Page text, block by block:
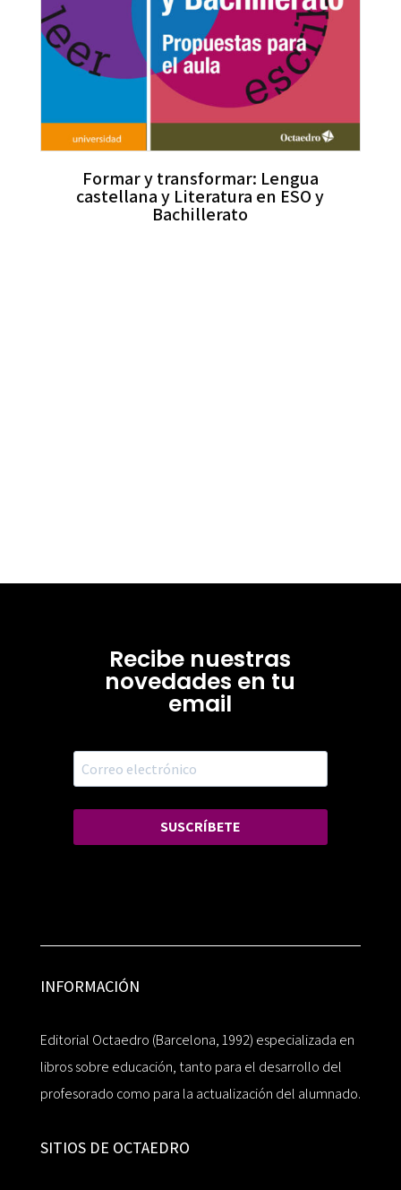
Formar y transformar: Lengua
castellana y Literatura en ESO y
Bachillerato
Recibe nuestras
novedades en tu
email
SUSCRÍBETE
INFORMACIÓN
Editorial Octaedro (Barcelona, 1992) especializada en
libros sobre educación, tanto para el desarrollo del
profesorado como para la actualización del alumnado.
SITIOS DE OCTAEDRO